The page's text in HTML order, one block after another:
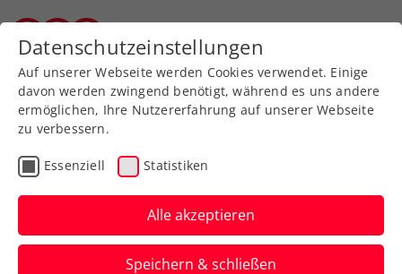
Zurück zur Newsübersicht
Turniere
Drei Jugendcircuit
presented by Babolat:
Starker Aufschlag der
Datenschutzeinstellungen
Auf unserer Webseite werden Cookies verwendet. Einige
davon werden zwingend benötigt, während es uns andere
ermöglichen, Ihre Nutzererfahrung auf unserer Webseite
zu verbessern.
Essenziell Statistiken
Alle akzeptieren
Speichern & schließen